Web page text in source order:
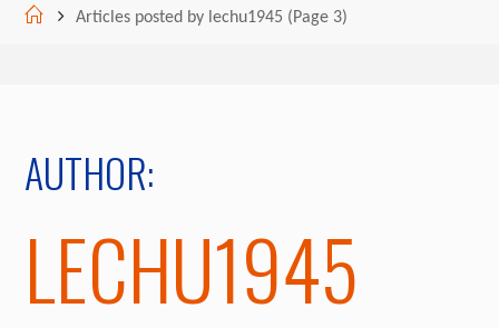
HomeArticles posted by lechu1945 (Page 3)
AUTHOR:
LECHU1945